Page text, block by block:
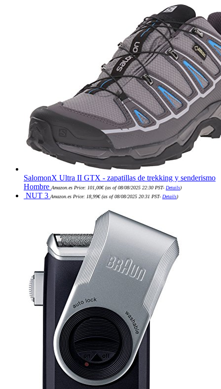
SalomonX Ultra II GTX - zapatillas de trekking y senderismo
Hombre Amazon.es Price: 101,00€(as of 08/08/2025 22:30 PST- Details)
NUT 3 Amazon.es Price: 18,99€(as of 08/08/2025 20:31 PST- Details)